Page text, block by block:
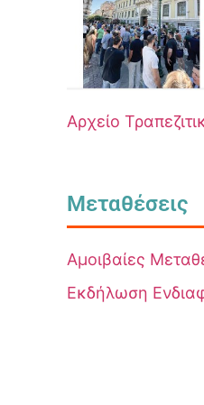
Αρχείο
Μεταθέσεις
Αμοιβαίες
Εκδήλωση